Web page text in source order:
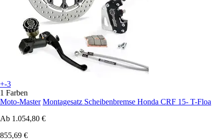
+-3
1 Farben
Moto-Master Montagesatz Scheibenbremse Honda CRF 15- T-Floa
Ab 1.054,80 €
855,69 €